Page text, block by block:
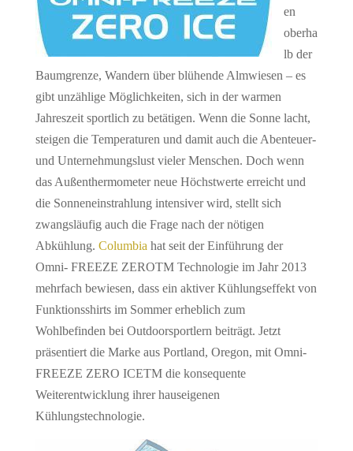
en
oberha
lb der
Baumgrenze, Wandern über blühende Almwiesen – es
gibt unzählige Möglichkeiten, sich in der warmen
Jahreszeit sportlich zu betätigen. Wenn die Sonne lacht,
steigen die Temperaturen und damit auch die Abenteuer-
und Unternehmungslust vieler Menschen. Doch wenn
das Außenthermometer neue Höchstwerte erreicht und
die Sonneneinstrahlung intensiver wird, stellt sich
zwangsläufig auch die Frage nach der nötigen
Abkühlung. Columbia hat seit der Einführung der
Omni- FREEZE ZEROTM Technologie im Jahr 2013
mehrfach bewiesen, dass ein aktiver Kühlungseffekt von
Funktionsshirts im Sommer erheblich zum
Wohlbefinden bei Outdoorsportlern beiträgt. Jetzt
präsentiert die Marke aus Portland, Oregon, mit Omni-
FREEZE ZERO ICETM die konsequente
Weiterentwicklung ihrer hauseigenen
Kühlungstechnologie.